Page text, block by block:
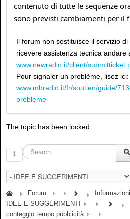
contenuto di tutte le sequenze
sono previsti cambiamenti per il
Il forum non sostituisce il servizio
ricevere assistenza tecnica andare
www.newradio.it/client/
Pour signaler un problème, lisez ici:
www.mbradio.it/fr/soutien/guide/
probleme
The topic has been locked.
1
Forum
IDEE E SUGGERIMENTI
conteggio tempo pubblicità